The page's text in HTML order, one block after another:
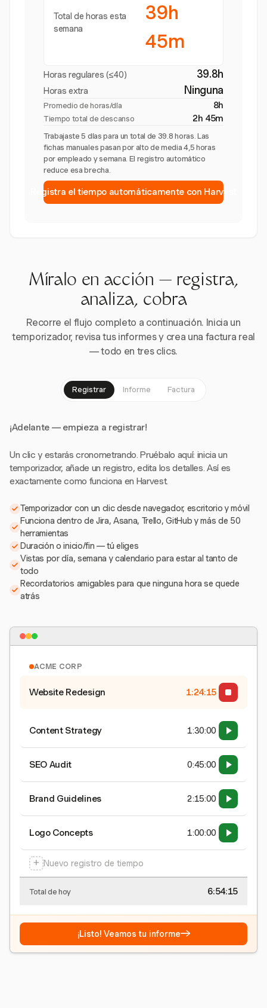
Total de horas esta
semana
39h
45m
Horas regulares (≤40) 39.8h
Horas extra Ninguna
Promedio de horas/día 8h
Tiempo total de descanso 2h 45m
Trabajaste 5 días para un total de 39.8 horas. Las
fichas manuales pasan por alto de media 4,5 horas
por empleado y semana. El registro automático
reduce esa brecha.
Registra el tiempo automáticamente con Harvest
Míralo en acción — registra,
analiza, cobra
Recorre el flujo completo a continuación. Inicia un
temporizador, revisa tus informes y crea una factura real
— todo en tres clics.
Registrar Informe Factura
¡Adelante — empieza a registrar!
Un clic y estarás cronometrando. Pruébalo aquí: inicia un
temporizador, añade un registro, edita los detalles. Así es
exactamente como funciona en Harvest.
Temporizador con un clic desde navegador, escritorio y móvil
Funciona dentro de Jira, Asana, Trello, GitHub y más de 50
herramientas
Duración o inicio/fin — tú eliges
Vistas por día, semana y calendario para estar al tanto de
todo
Recordatorios amigables para que ninguna hora se quede
atrás
ACME CORP
Website Redesign 1:24:15
Content Strategy 1:30:00
SEO Audit 0:45:00
Brand Guidelines 2:15:00
Logo Concepts 1:00:00
+ Nuevo registro de tiempo
Total de hoy 6:54:15
¡Listo! Veamos tu informe→